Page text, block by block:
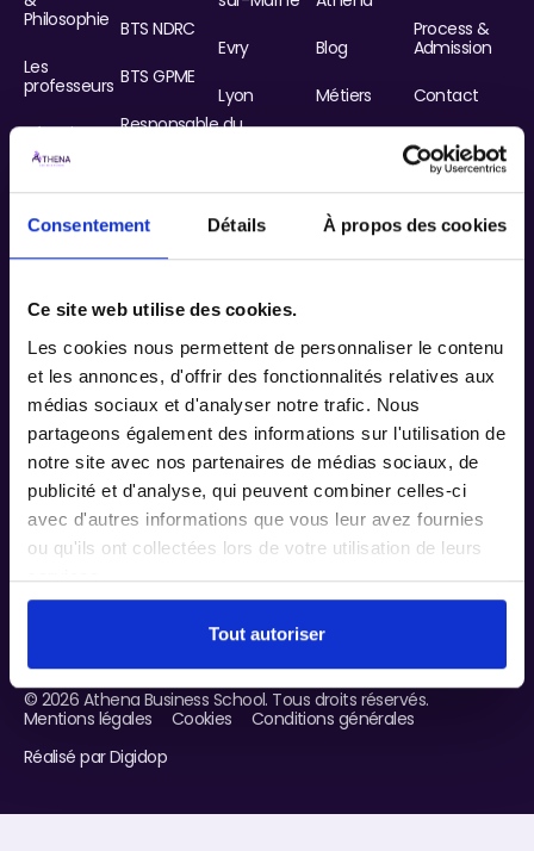
Consentement Détails À propos des cookies
Ce site web utilise des cookies.
Les cookies nous permettent de personnaliser le contenu
et les annonces, d'offrir des fonctionnalités relatives aux
médias sociaux et d'analyser notre trafic. Nous
partageons également des informations sur l'utilisation de
notre site avec nos partenaires de médias sociaux, de
publicité et d'analyse, qui peuvent combiner celles-ci
avec d'autres informations que vous leur avez fournies
ou qu'ils ont collectées lors de votre utilisation de leurs
services.
Tout autoriser
Philosophie
Les
professeurs
Témoignages
&
Partenaires
La vie
BTS NDRC
BTS GPME
Responsable du
Développement
d'Affaires
Evry
Lyon
Montpellier
Nice
Villepinte
Blog
Métiers
Process &
Admission
Contact
FAQ
Nos
Qualiopi
© 2026 Athena Business School. Tous droits réservés.
Mentions légales
Cookies
Conditions générales
Réalisé par Digidop